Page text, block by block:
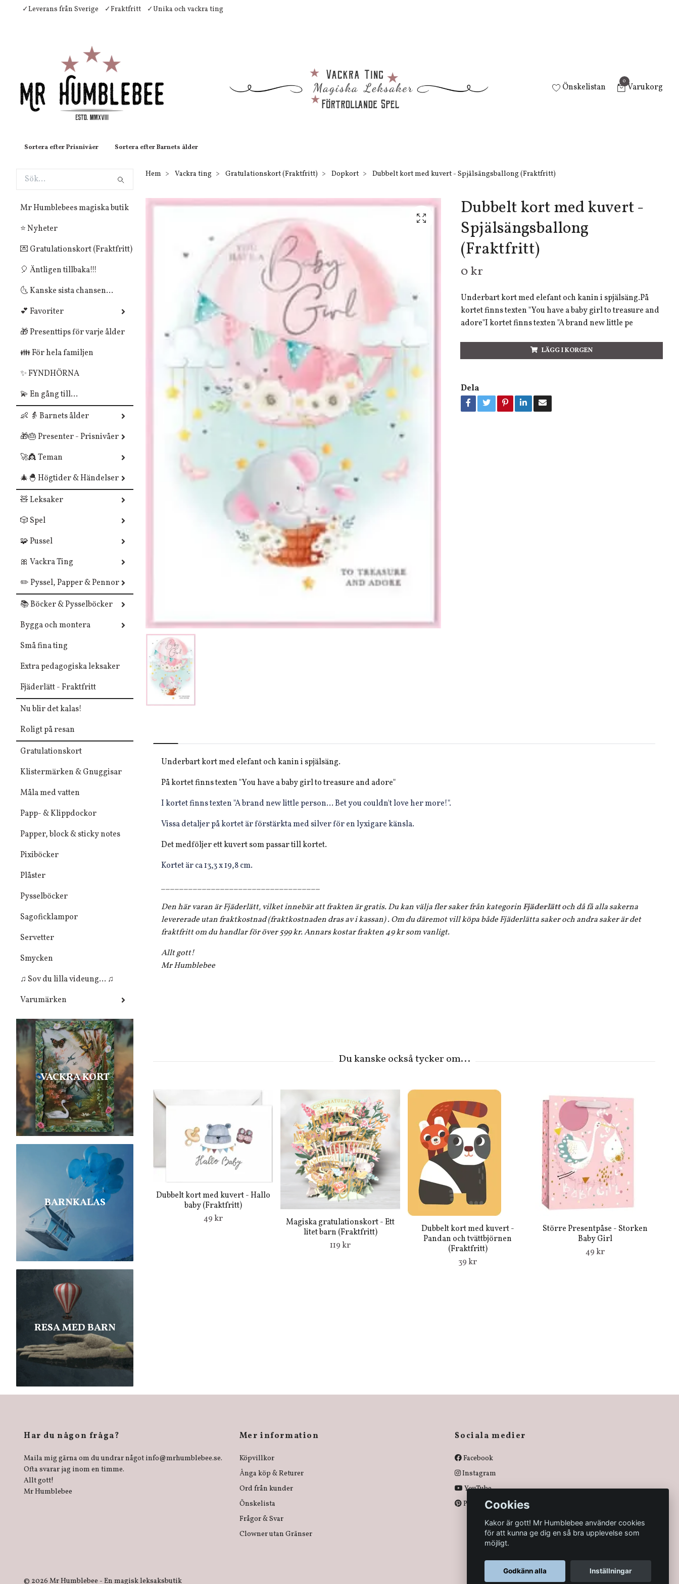
✓Leverans från Sverige ✓Fraktfritt ✓Unika och vackra ting
Önskelistan
0
Varukorg
Sortera efter Prisnivåer Sortera efter Barnets ålder
Mr Humblebees magiska butik
⭐ Nyheter
💌 Gratulationskort (Fraktfritt)
🎈 Äntligen tillbaka!!!
🌜 Kanske sista chansen...
💕 Favoriter
🎁 Presenttips för varje ålder
👪 För hela familjen
✨ FYNDHÖRNA
💫 En gång till...
👶 👵 Barnets ålder
🎁🎂 Presenter - Prisnivåer
🚀👸 Teman
🎄🐣 Högtider & Händelser
🧸 Leksaker
🎲 Spel
🧩 Pussel
🎀 Vackra Ting
✏️ Pyssel, Papper & Pennor
📚 Böcker & Pysselböcker
Bygga och montera
Små fina ting
Extra pedagogiska leksaker
Fjäderlätt - Fraktfritt
Nu blir det kalas!
Roligt på resan
Gratulationskort
Klistermärken & Gnuggisar
Måla med vatten
Papp- & Klippdockor
Papper, block & sticky notes
Pixiböcker
Plåster
Pysselböcker
Sagoficklampor
Servetter
Smycken
♫ Sov du lilla videung... ♫
Varumärken
VACKRA KORT
BARNKALAS
RESA MED BARN
Hem Vackra ting Gratulationskort (Fraktfritt) Dopkort Dubbelt kort med kuvert - Spjälsängsballong (Fraktfritt)
Dubbelt kort med kuvert -
Spjälsängsballong
(Fraktfritt)
0 kr
Underbart kort med elefant och kanin i spjälsäng.På
kortet finns texten "You have a baby girl to treasure and
adore"I kortet finns texten "A brand new little pe
LÄGG I KORGEN
Dela
Underbart kort med elefant och kanin i spjälsäng.
På kortet finns texten "You have a baby girl to treasure and adore"
I kortet finns texten "A brand new little person... Bet you couldn't love her more!".
Vissa detaljer på kortet är förstärkta med silver för en lyxigare känsla.
Det medföljer ett kuvert som passar till kortet.
Kortet är ca 13,3 x 19,8 cm.
___________________________________
Den här varan är Fjäderlätt, vilket innebär att frakten är gratis. Du kan välja fler saker från kategorinFjäderlättoch då få alla sakerna
levererade utan fraktkostnad (fraktkostnaden dras av i kassan) . Om du däremot vill köpa både Fjäderlätta saker och andra saker är det
fraktfritt om du handlar för över 599 kr. Annars kostar frakten 49 kr som vanligt.
Allt gott!
Mr Humblebee
Dubbelt kort med kuvert - Hallo
baby (Fraktfritt)
49 kr
Magiska gratulationskort - Ett
litet barn (Fraktfritt)
119 kr
Dubbelt kort med kuvert -
Pandan och tvättbjörnen
(Fraktfritt)
39 kr
Större Presentpåse - Storken
Baby Girl
49 kr
Har du någon fråga?
Maila mig gärna om du undrar något info@mrhumblebee.se.
Ofta svarar jag inom en timme.
Allt gott!
Mr Humblebee
Mer information
Köpvillkor
Ånga köp & Returer
Ord från kunder
Önskelista
Frågor & Svar
Clowner utan Gränser
Sociala medier
Facebook
Instagram
YouTube
Pinterest
© 2026 Mr Humblebee - En magisk leksaksbutik
Cookies
Kakor är gott! Mr Humblebee använder cookies
för att kunna ge dig en så bra upplevelse som
möjligt.
Godkänn alla Inställningar